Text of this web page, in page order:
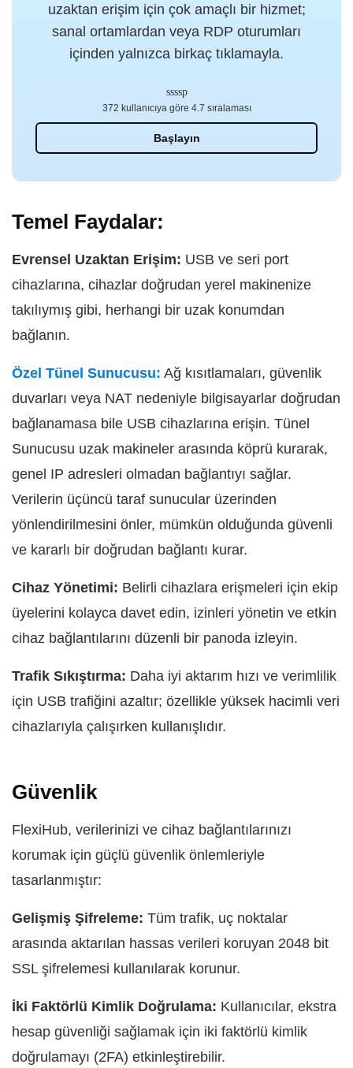
uzaktan erişim için çok amaçlı bir hizmet;
sanal ortamlardan veya RDP oturumları
içinden yalnızca birkaç tıklamayla.
Başlayın
372 kullanıcıya göre 4.7 sıralaması
Temel Faydalar:
Evrensel Uzaktan Erişim: USB ve seri port
cihazlarına, cihazlar doğrudan yerel makinenize
takılıymış gibi, herhangi bir uzak konumdan
bağlanın.
Özel Tünel Sunucusu: Ağ kısıtlamaları, güvenlik
duvarları veya NAT nedeniyle bilgisayarlar doğrudan
bağlanamasa bile USB cihazlarına erişin. Tünel
Sunucusu uzak makineler arasında köprü kurarak,
genel IP adresleri olmadan bağlantıyı sağlar.
Verilerin üçüncü taraf sunucular üzerinden
yönlendirilmesini önler, mümkün olduğunda güvenli
ve kararlı bir doğrudan bağlantı kurar.
Cihaz Yönetimi: Belirli cihazlara erişmeleri için ekip
üyelerini kolayca davet edin, izinleri yönetin ve etkin
cihaz bağlantılarını düzenli bir panoda izleyin.
Trafik Sıkıştırma: Daha iyi aktarım hızı ve verimlilik
için USB trafiğini azaltır; özellikle yüksek hacimli veri
cihazlarıyla çalışırken kullanışlıdır.
Güvenlik
FlexiHub, verilerinizi ve cihaz bağlantılarınızı
korumak için güçlü güvenlik önlemleriyle
tasarlanmıştır:
Gelişmiş Şifreleme: Tüm trafik, uç noktalar
arasında aktarılan hassas verileri koruyan 2048 bit
SSL şifrelemesi kullanılarak korunur.
İki Faktörlü Kimlik Doğrulama: Kullanıcılar, ekstra
hesap güvenliği sağlamak için iki faktörlü kimlik
doğrulamayı (2FA) etkinleştirebilir.